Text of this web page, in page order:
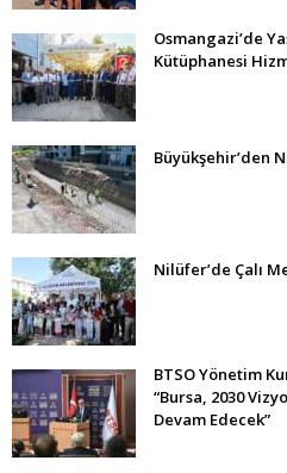
Osmangazi’de
Kütüphanesi
Büyükşehir’den
Nilüfer’de Çalı
BTSO Yönetim
“Bursa, 2030
Devam Edecek”